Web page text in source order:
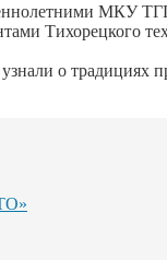
МКУ
Тихорецкого
о традициях